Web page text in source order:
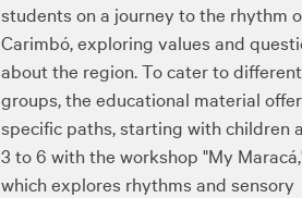
students on a journey to the rhythm
Carimbó, exploring values ​​and
about the region. To cater to
groups, the educational material
specific paths, starting with children
3 to 6 with the workshop "My
which explores rhythms and sensory